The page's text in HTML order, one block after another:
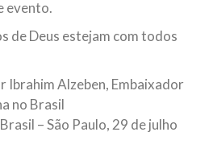
evento.
de Deus estejam com todos
Ibrahim Alzeben, Embaixador
no Brasil
– São Paulo, 29 de julho